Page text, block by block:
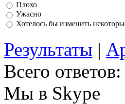
Плохо
Ужасно
Хотелось бы изменить
Результаты |
Всего ответов:
Мы в Skype